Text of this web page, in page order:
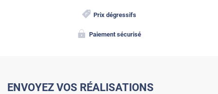
Prix dégressifs
Paiement sécurisé
ENVOYEZ VOS RÉALISATIONS